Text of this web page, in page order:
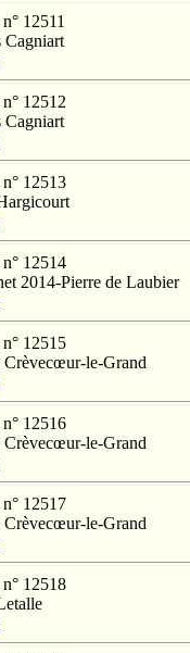
12511
Cagniart
12512
Cagniart
12513
12514
2014-Pierre de Laubier
12515
Crèvecœur-le-Grand
12516
Crèvecœur-le-Grand
12517
Crèvecœur-le-Grand
12518